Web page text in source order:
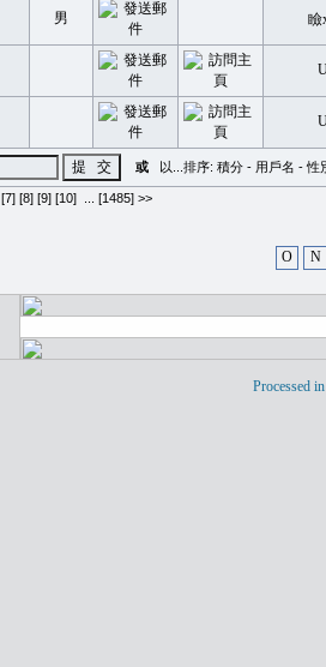
男
或 以...排序: 積分 - 用戶名 -性
[7] [8] [9] [10] [1485] >>
O N
Processed